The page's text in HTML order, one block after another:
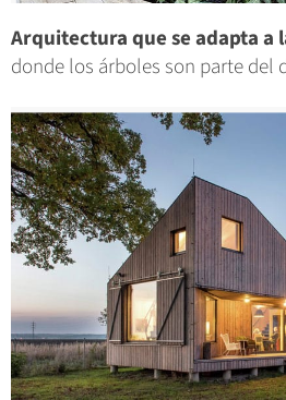
Arquitectura que se adapta a
donde los árboles son parte del